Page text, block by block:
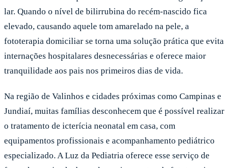
lar. Quando o nível de bilirrubina do recém-nascido fica
elevado, causando aquele tom amarelado na pele, a
fototerapia domiciliar se torna uma solução prática que evita
internações hospitalares desnecessárias e oferece maior
tranquilidade aos pais nos primeiros dias de vida.
Na região de Valinhos e cidades próximas como Campinas e
Jundiaí, muitas famílias desconhecem que é possível realizar
o tratamento de icterícia neonatal em casa, com
equipamentos profissionais e acompanhamento pediátrico
especializado. A Luz da Pediatria oferece esse serviço de